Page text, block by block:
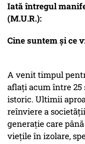
Iată întregul
(M.U.R.):
Cine suntem şi ce
A venit timpul
aflaţi acum între 25
istoric. Ultimii
reînviere a
generaţie care
vieţile în izolare,